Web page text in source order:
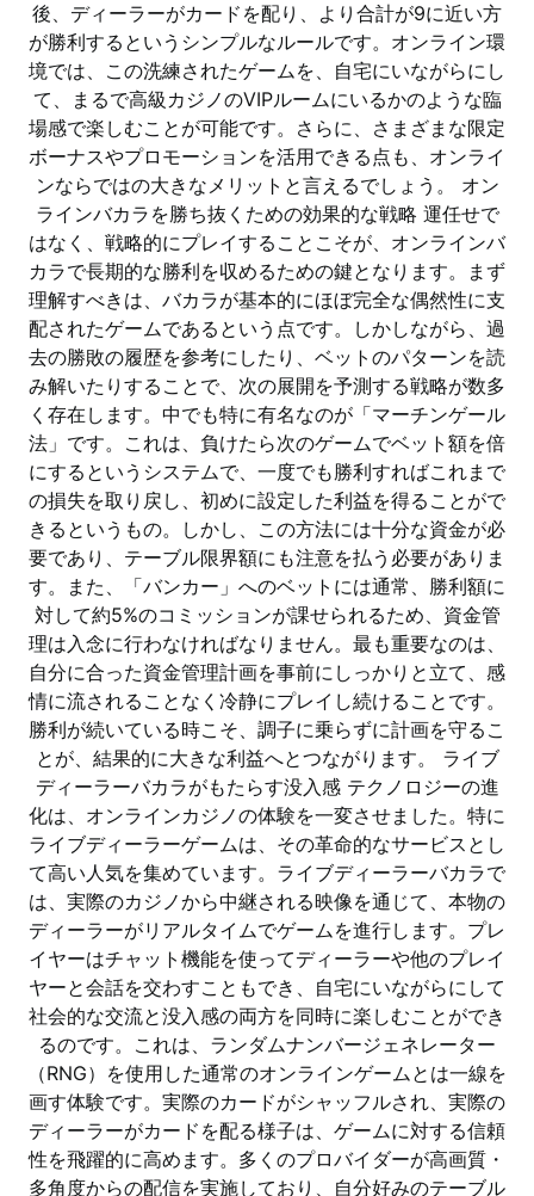
後、ディーラーがカードを配り、より合計が9に近い方
が勝利するというシンプルなルールです。オンライン環
境では、この洗練されたゲームを、自宅にいながらにし
て、まるで高級カジノのVIPルームにいるかのような臨
場感で楽しむことが可能です。さらに、さまざまな限定
ボーナスやプロモーションを活用できる点も、オンライ
ンならではの大きなメリットと言えるでしょう。 オン
ラインバカラを勝ち抜くための効果的な戦略 運任せで
はなく、戦略的にプレイすることこそが、オンラインバ
カラで長期的な勝利を収めるための鍵となります。まず
理解すべきは、バカラが基本的にほぼ完全な偶然性に支
配されたゲームであるという点です。しかしながら、過
去の勝敗の履歴を参考にしたり、ベットのパターンを読
み解いたりすることで、次の展開を予測する戦略が数多
く存在します。中でも特に有名なのが「マーチンゲール
法」です。これは、負けたら次のゲームでベット額を倍
にするというシステムで、一度でも勝利すればこれまで
の損失を取り戻し、初めに設定した利益を得ることがで
きるというもの。しかし、この方法には十分な資金が必
要であり、テーブル限界額にも注意を払う必要がありま
す。また、「バンカー」へのベットには通常、勝利額に
対して約5%のコミッションが課せられるため、資金管
理は入念に行わなければなりません。最も重要なのは、
自分に合った資金管理計画を事前にしっかりと立て、感
情に流されることなく冷静にプレイし続けることです。
勝利が続いている時こそ、調子に乗らずに計画を守るこ
とが、結果的に大きな利益へとつながります。 ライブ
ディーラーバカラがもたらす没入感 テクノロジーの進
化は、オンラインカジノの体験を一変させました。特に
ライブディーラーゲームは、その革命的なサービスとし
て高い人気を集めています。ライブディーラーバカラで
は、実際のカジノから中継される映像を通じて、本物の
ディーラーがリアルタイムでゲームを進行します。プレ
イヤーはチャット機能を使ってディーラーや他のプレイ
ヤーと会話を交わすこともでき、自宅にいながらにして
社会的な交流と没入感の両方を同時に楽しむことができ
るのです。これは、ランダムナンバージェネレーター
（RNG）を使用した通常のオンラインゲームとは一線を
画す体験です。実際のカードがシャッフルされ、実際の
ディーラーがカードを配る様子は、ゲームに対する信頼
性を飛躍的に高めます。多くのプロバイダーが高画質・
多角度からの配信を実施しており、自分好みのテーブル